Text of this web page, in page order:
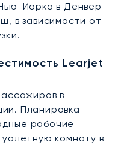
Йорка в Денвер
в зависимости от
Learjet
в
Планировка
рабочие
комнату в